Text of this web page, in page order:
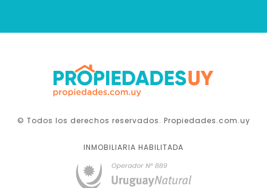
© Todos los derechos reservados. Propiedades.com.uy
INMOBILIARIA HABILITADA